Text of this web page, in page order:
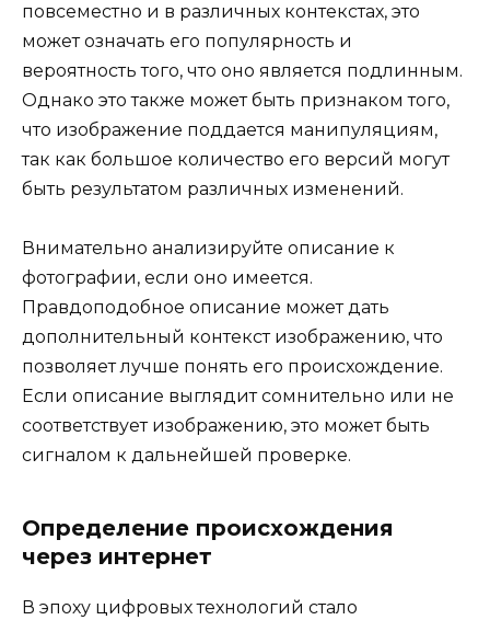
повсеместно и в различных контекстах, это
может означать его популярность и
вероятность того, что оно является подлинным.
Однако это также может быть признаком того,
что изображение поддается манипуляциям,
так как большое количество его версий могут
быть результатом различных изменений.
Внимательно анализируйте описание к
фотографии, если оно имеется.
Правдоподобное описание может дать
дополнительный контекст изображению, что
позволяет лучше понять его происхождение.
Если описание выглядит сомнительно или не
соответствует изображению, это может быть
сигналом к дальнейшей проверке.
Определение происхождения
через интернет
В эпоху цифровых технологий стало